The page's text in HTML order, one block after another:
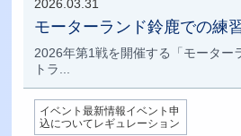
2026.03.31
モーターランド鈴鹿での練
2026年第1戦を開催する「モーター
トラ...
イベント最新情報イベント申
込についてレギュレーション